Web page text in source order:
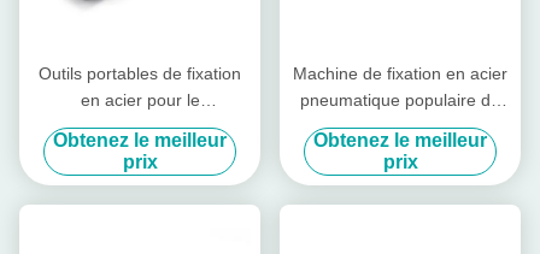
Outils portables de fixation
en acier pour le
regroupement des bobines
d'acier faciles à utiliser
Obtenez le meilleur
prix
Machine de fixation en acier
pneumatique populaire de
19 mm à 32 mm
Obtenez le meilleur
prix